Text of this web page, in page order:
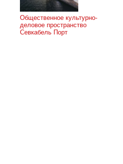
Общественное культурно-
деловое пространство
Севкабель Порт